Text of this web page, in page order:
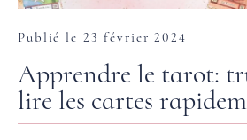
Publié le 23 février 2024
Apprendre le tarot:
lire les cartes